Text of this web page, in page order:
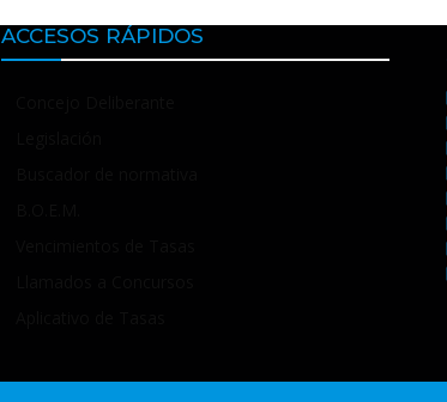
ACCESOS RÁPIDOS